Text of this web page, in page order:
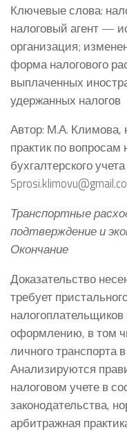
Ключевые слова:
налоговый агент —
организация;
форма налогового
выплаченных
удержанных налогов
Автор: М.А. Климова,
практик по вопросам
бухгалтерского
Транспортные
подтверждение и
Окончание
Доказательство
требует
оформлению, в том
личного транспорта
Анализируются
налоговом учете в
законодательства,
арбитражная